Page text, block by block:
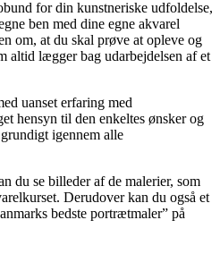
for din kunstneriske udfoldelse,
ben med dine egne akvarel
om, at du skal prøve at opleve og
altid lægger bag udarbejdelsen af et
uanset erfaring med
hensyn til den enkeltes ønsker og
igennem alle
du se billeder af de malerier, som
Derudover kan du også et
bedste portrætmaler” på